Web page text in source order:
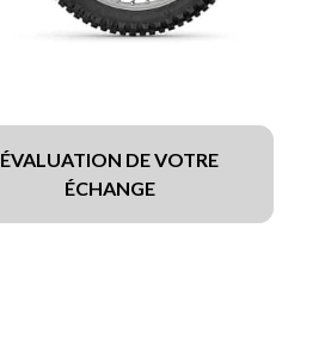
ÉVALUATION DE VOTRE
ÉCHANGE